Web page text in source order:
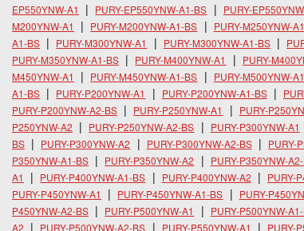
EP550YNW-A1
PURY-EP550YNW-A1-BS PURY-
M200YNW-A1
PURY-M200YNW-A1-BS PURY-M250YNW-A1
A1-BS
PURY-M300YNW-A1 PURY-M300YNW-A1-BS
PURY-M350YNW-A1-BS
PURY-M400YNW-A1 PURY-
M450YNW-A1
PURY-M450YNW-A1-BS PURY-M500YNW-A1
A1-BS
PURY-P200YNW-A1 PURY-P200YNW-A1-BS
PURY-P200YNW-A2-BS
PURY-P250YNW-A1 PURY-
P250YNW-A2
PURY-P250YNW-A2-BS PURY-P300YNW-A1
BS
PURY-P300YNW-A2 PURY-P300YNW-A2-BS PURY-
P350YNW-A1-BS
PURY-P350YNW-A2 PURY-P350YNW-
A1
PURY-P400YNW-A1-BS PURY-P400YNW-A2
PURY-
PURY-P450YNW-A1
PURY-P450YNW-A1-BS PURY-
P450YNW-A2-BS
PURY-P500YNW-A1 PURY-P500YNW-
A2
PURY-P500YNW-A2-BS PURY-P550YNW-A1
PURY-